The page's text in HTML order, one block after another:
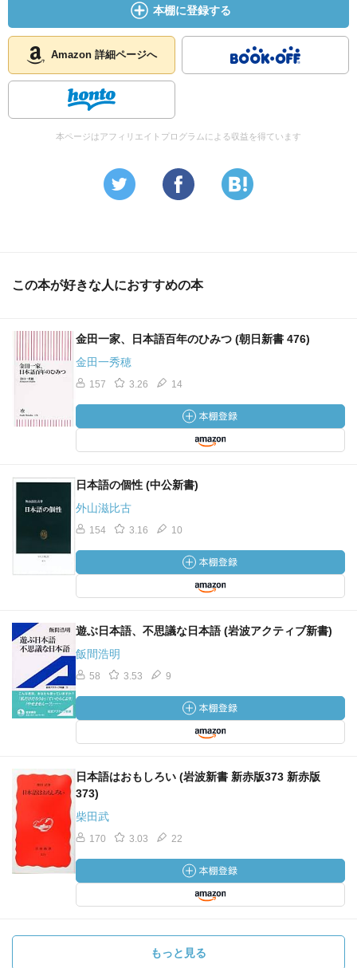
本棚に登録する
Amazon 詳細ページへ
本ページはアフィリエイトプログラムによる収益を得ています
この本が好きな人におすすめの本
金田一家、日本語百年のひみつ (朝日新書 476)
金田一秀穂
157 3.26 14
日本語の個性 (中公新書)
外山滋比古
154 3.16 10
遊ぶ日本語、不思議な日本語 (岩波アクティブ新書)
飯間浩明
58 3.53 9
日本語はおもしろい (岩波新書 新赤版373 新赤版
373)
柴田武
170 3.03 22
もっと見る